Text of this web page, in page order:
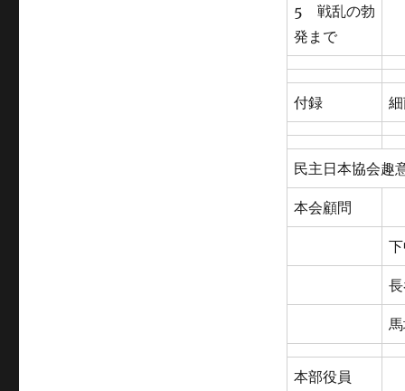
5 戦乱の勃
発まで
付録
民主日本協会趣
本会顧問
本部役員